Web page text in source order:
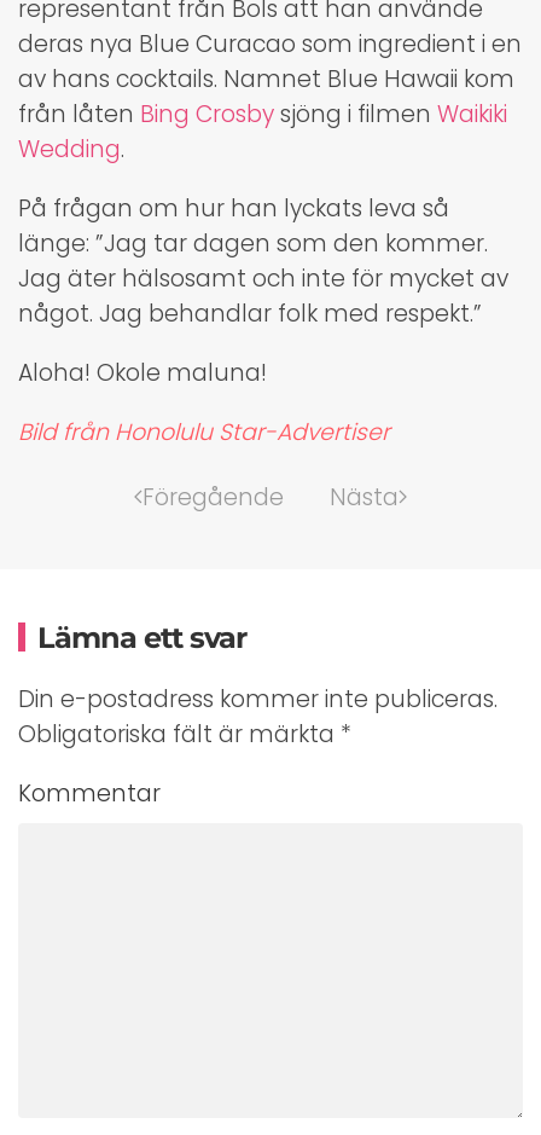
representant från Bols att han använde
deras nya Blue Curacao som ingredient i en
av hans cocktails. Namnet Blue Hawaii kom
från låten Bing Crosbysjöng i filmen Waikiki
Wedding.
På frågan om hur han lyckats leva så
länge: ”Jag tar dagen som den kommer.
Jag äter hälsosamt och inte för mycket av
något. Jag behandlar folk med respekt.”
Aloha! Okole maluna!
Bild från Honolulu Star-Advertiser
Föregående
Nästa
Lämna ett svar
Din e-postadress kommer inte publiceras.
Obligatoriska fält är märkta *
Kommentar